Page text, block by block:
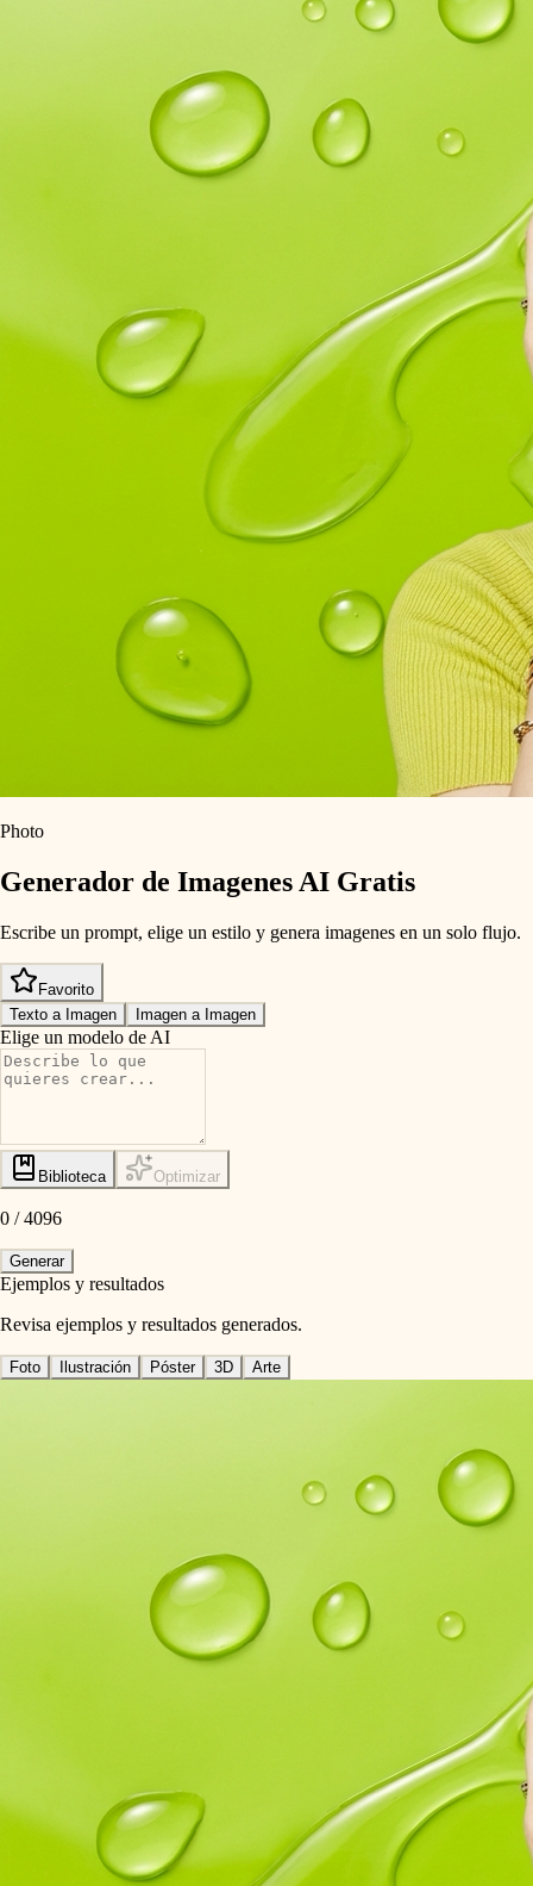
Photo
Generador de Imagenes AI Gratis
Escribe un prompt, elige un estilo y genera imagenes en un solo flujo.
Favorito
Texto a Imagen
Imagen a Imagen
Elige un modelo de AI
Biblioteca Optimizar
0 /4096
Generar
Ejemplos y resultados
Revisa ejemplos y resultados generados.
Foto Ilustración Póster 3D Arte